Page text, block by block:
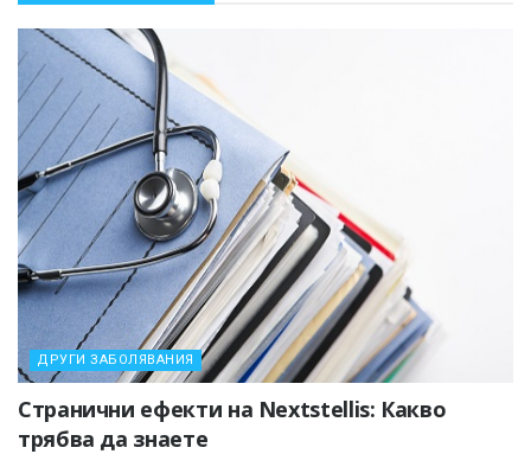
ДРУГИ ЗАБОЛЯВАНИЯ
Странични ефекти на Nextstellis: Какво
трябва да знаете